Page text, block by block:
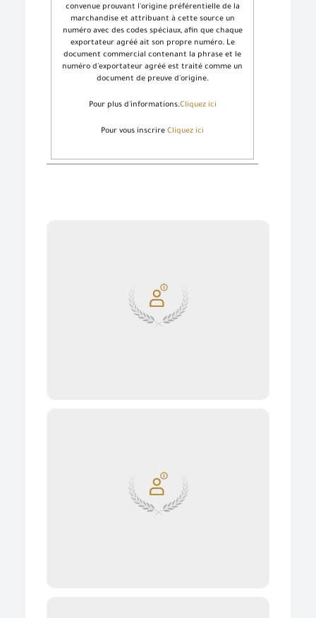
convenue prouvant l'origine préférentielle de la
marchandise et attribuant à cette source un
numéro avec des codes spéciaux, afin que chaque
exportateur agréé ait son propre numéro. Le
document commercial contenant la phrase et le
numéro d'exportateur agréé est traité comme un
document de preuve d'origine.
Pour plus d'informations.Cliquez ici
Pour vous inscrireCliquez ici